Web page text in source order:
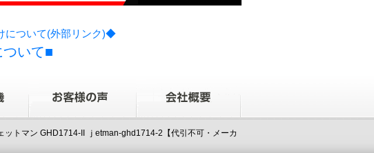
について(外部リンク)◆
いて■
ットマン GHD1714-II ｊetman-ghd1714-2【代引不可・メーカ